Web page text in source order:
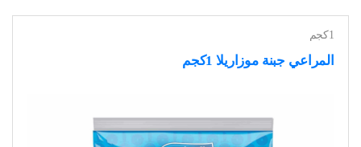
1كجم
المراعي جبنة موزاريلا 1كجم